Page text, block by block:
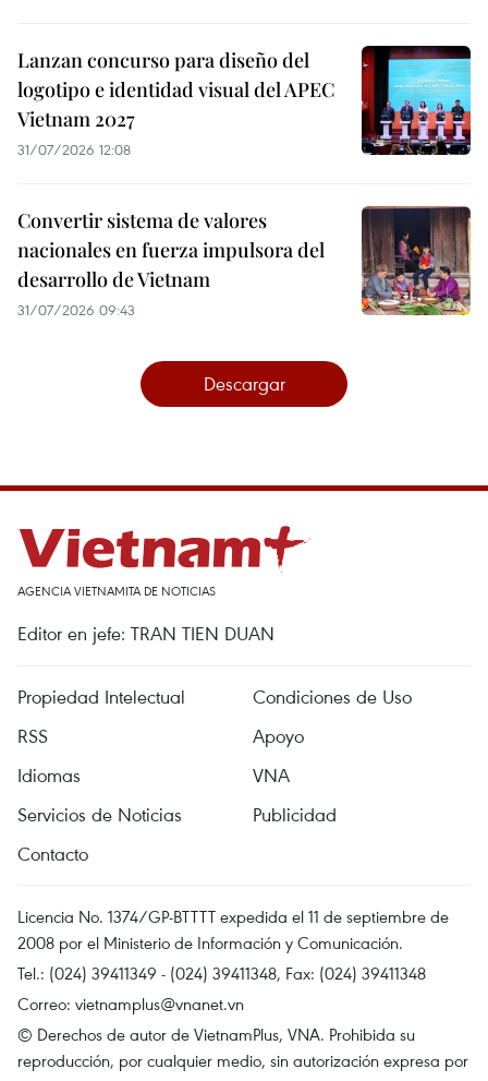
Lanzan concurso para diseño del
logotipo e identidad visual del APEC
Vietnam 2027
31/07/2026 12:08
Convertir sistema de valores
nacionales en fuerza impulsora del
desarrollo de Vietnam
31/07/2026 09:43
Descargar
AGENCIA VIETNAMITA DE NOTICIAS
Editor en jefe: TRAN TIEN DUAN
Propiedad Intelectual
Condiciones de Uso
RSS
Apoyo
Idiomas
VNA
Servicios de Noticias
Publicidad
Contacto
Licencia No. 1374/GP-BTTTT expedida el 11 de septiembre de
2008 por el Ministerio de Información y Comunicación.
Tel.: (024) 39411349 - (024) 39411348, Fax: (024) 39411348
Correo: vietnamplus@vnanet.vn
© Derechos de autor de VietnamPlus, VNA. Prohibida su
reproducción, por cualquier medio, sin autorización expresa por